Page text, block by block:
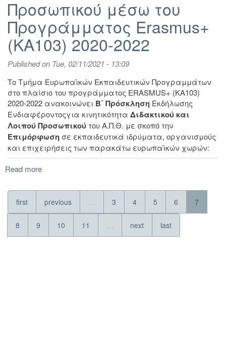
Erasmus+
2020-
2022
Προσωπικού μέσω του
Προγράμματος Erasmus+
(KA103) 2020-2022
Published on Tue, 02/11/2021 - 13:09
Το Τμήμα Ευρωπαϊκών Εκπαιδευτικών Προγραμμάτων
στο πλαίσιο του προγράμματος ERASMUS+ (KA103)
2020-2022 ανακοινώνει Β΄ Πρόσκληση Εκδήλωσης
Ενδιαφέροντοςγια κινητικότητα Διδακτικού και
Λοιπού Προσωπικού του Α.Π.Θ. με σκοπό την
Επιμόρφωση σε εκπαιδευτικά ιδρύματα, οργανισμούς
και επιχειρήσεις των παρακάτω ευρωπαϊκών χωρών:
Read more
Πρόσκληση
Εκδήλωσης
Ενδιαφέροντος
first previous … 3 4 5 6 7
8 9 10 11 … next last